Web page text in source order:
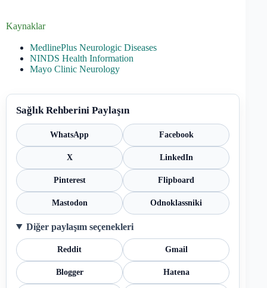
Kaynaklar
MedlinePlus Neurologic Diseases
NINDS Health Information
Mayo Clinic Neurology
Sağlık Rehberini Paylaşın
WhatsApp Facebook
X LinkedIn
Pinterest Flipboard
Mastodon Odnoklassniki
Diğer paylaşım seçenekleri
Reddit Gmail
Blogger Hatena